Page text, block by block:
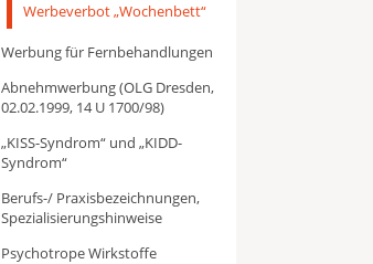
Werbeverbot „Wochenbett“
Werbung für Fernbehandlungen
Abnehmwerbung (OLG Dresden,
02.02.1999, 14 U 1700/98)
„KISS-Syndrom“ und „KIDD-
Syndrom“
Berufs-/ Praxisbezeichnungen,
Spezialisierungshinweise
Psychotrope Wirkstoffe